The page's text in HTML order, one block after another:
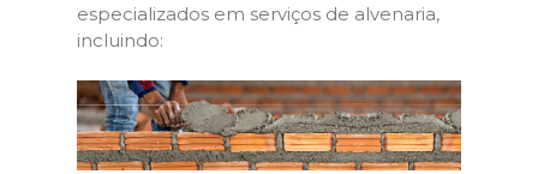
especializados em serviços de alvenaria,
incluindo: